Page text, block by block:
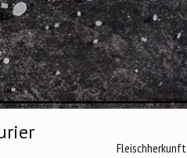
Fleischherkunft